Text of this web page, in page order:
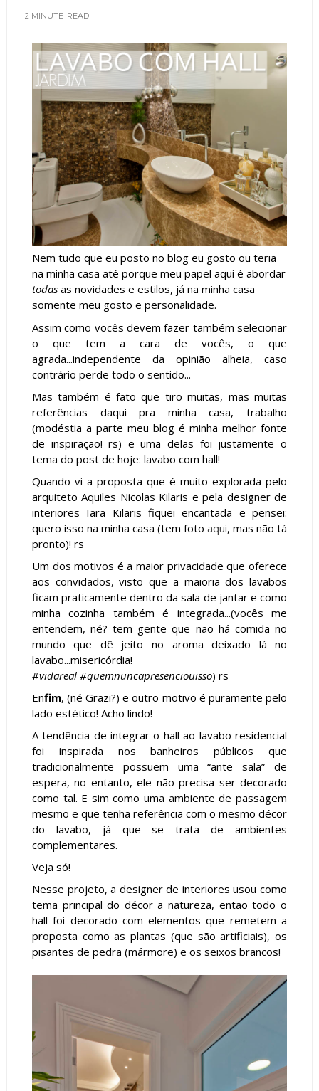
2 MINUTE READ
Nem tudo que eu posto no blog eu gosto ou teria
na minha casa até porque meu papel aqui é abordar
todasas novidades e estilos, já na minha casa
somente meu gosto e personalidade.
Assim como vocês devem fazer também selecionar
o que tem a cara de vocês, o que
agrada...independente da opinião alheia, caso
contrário perde todo o sentido...
Mas também é fato que tiro muitas, mas muitas
referências daqui pra minha casa, trabalho
(modéstia a parte meu blog é minha melhor fonte
de inspiração! rs) e uma delas foi justamente o
tema do post de hoje: lavabo com hall!
Quando vi a proposta que é muito explorada pelo
arquiteto Aquiles Nicolas Kilaris e pela designer de
interiores Iara Kilaris fiquei encantada e pensei:
quero isso na minha casa (tem fotoaqui, mas não tá
pronto)! rs
Um dos motivos é a maior privacidade que oferece
aos convidados, visto que a maioria dos lavabos
ficam praticamente dentro da sala de jantar e como
minha cozinha também é integrada...(vocês me
entendem, né? tem gente que não há comida no
mundo que dê jeito no aroma deixado lá no
lavabo...misericórdia!
#vidareal #quemnuncapresenciouisso) rs
Enfim, (né Grazi?) e outro motivo é puramente pelo
lado estético! Acho lindo!
A tendência de integrar o hall ao lavabo residencial
foi inspirada nos banheiros públicos que
tradicionalmente possuem uma “ante sala” de
espera, no entanto, ele não precisa ser decorado
como tal. E sim como uma ambiente de passagem
mesmo e que tenha referência com o mesmo décor
do lavabo, já que se trata de ambientes
complementares.
Veja só!
Nesse projeto, a designer de interiores usou como
tema principal do décor a natureza, então todo o
hall foi decorado com elementos que remetem a
proposta como as plantas (que são artificiais), os
pisantes de pedra (mármore) e os seixos brancos!